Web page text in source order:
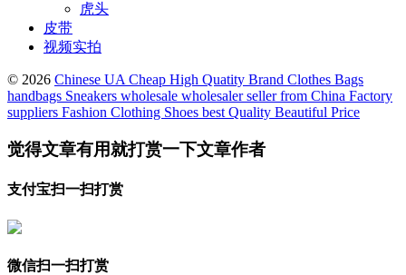
虎头
皮带
视频实拍
© 2026 Chinese UA Cheap High Quatity Brand Clothes Bags
handbags Sneakers wholesale wholesaler seller from China Factory
suppliers Fashion Clothing Shoes best Quality Beautiful Price
觉得文章有用就打赏一下文章作者
支付宝扫一扫打赏
微信扫一扫打赏